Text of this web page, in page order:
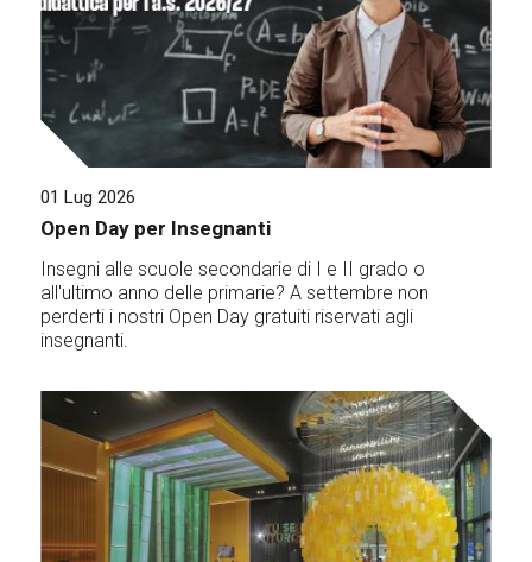
01 Lug 2026
Open Day per Insegnanti
Insegni alle scuole secondarie di I e II grado o
all'ultimo anno delle primarie? A settembre non
perderti i nostri Open Day gratuiti riservati agli
insegnanti.